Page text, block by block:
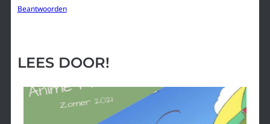
Beantwoorden
LEES DOOR!